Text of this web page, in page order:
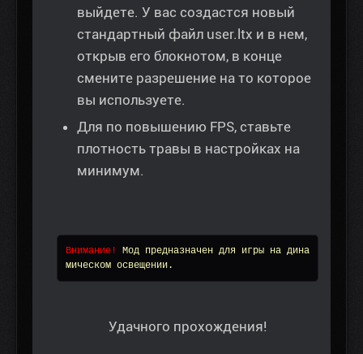
выйдете. У вас создастся новый
стандартный файл user.ltx и в нем,
открыв его блокнотом, в конце
смените разрешение на то которое
вы используете.
Для по повышению FPS, ставьте
плотность травы в настройках на
минимум.
Внимание! Мод предназначен для игры на дина
мическом освещении.
Удачного прохождения!